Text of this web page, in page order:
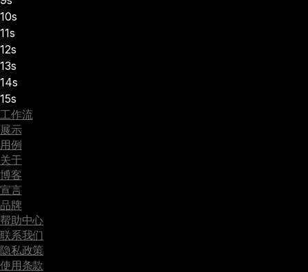
10s
11s
12s
13s
14s
15s
工作流
展示
用例
关于
博客
宣言
品牌
帮助中心
联系我们
隐私政策
使用条款